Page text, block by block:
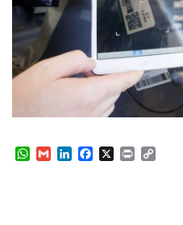
W
G
X
P